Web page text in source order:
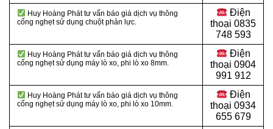
Huy Hoàng Phát tư vấn báo giá dịch vụ thông
cống nghẹt sử dụng chuột phản lực.
Điện
thoại 0835
748 593
Huy Hoàng Phát tư vấn báo giá dịch vụ thông
cống nghẹt sử dụng máy lò xo, phi lò xo 8mm.
Điện
thoại 0904
991 912
Huy Hoàng Phát tư vấn báo giá dịch vụ thông
cống nghẹt sử dụng máy lò xo, phi lò xo 10mm.
Điện
thoại 0934
655 679